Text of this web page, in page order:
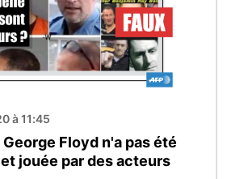
à 11:45
Floyd n'a pas été
jouée par des acteurs